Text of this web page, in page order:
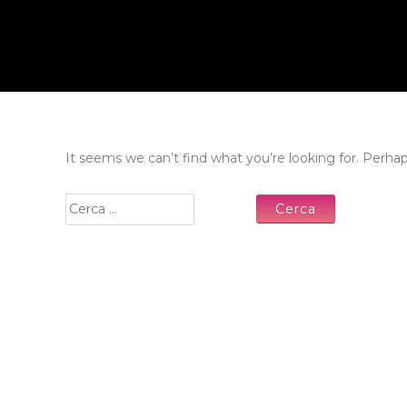
It seems we can’t find what you’re looking for.